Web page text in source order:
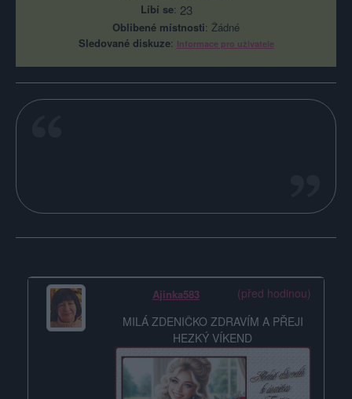
Líbí se: 23
Oblibené místnosti: Žádné
Sledované diskuze: Informace pro uživatele
Ajinka583
(před hodinou)
MILÁ ZDENIČKO ZDRAVÍM A PŘEJI
HEZKÝ VÍKEND